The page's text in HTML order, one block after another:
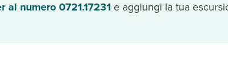
al numero 0721.17231 e aggiungi la tua